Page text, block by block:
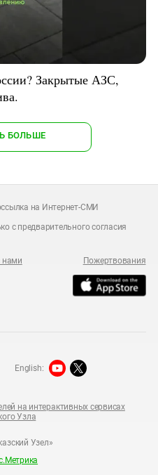
Закрытые АЗС,
БОЛЬШЕ
на Интернет-СМИ
с предварительного согласия
нами Пожертвования
Узел»
на интерактивных сервисах
Узла
English: